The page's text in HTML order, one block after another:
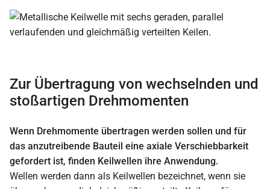
Zur Übertragung von wechselnden und
stoßartigen Drehmomenten
Wenn Drehmomente übertragen werden sollen und für
das anzutreibende Bauteil eine axiale Verschiebbarkeit
gefordert ist, finden Keilwellen ihre Anwendung.
Wellen werden dann als Keilwellen bezeichnet, wenn sie